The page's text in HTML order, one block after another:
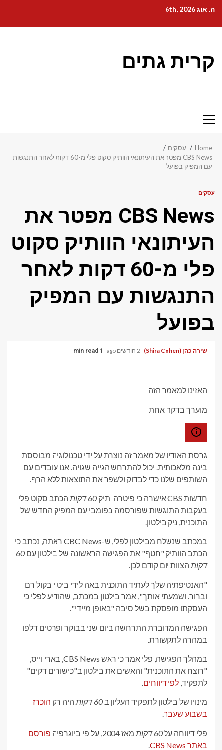
content
ה. אוג 6th, 2026
קרית גתים
Primary
Home
עסקים
CBS News מפטר את העיתונאי הוותיק סקוט פלי מ-60 דקות לאחר התנגשות
עם המפיק בפועל
עסקים
CBS News מפטר את
העיתונאי הוותיק סקוט
פלי מ-60 דקות לאחר
התנגשות עם המפיק
בפועל
שירה כהן (Shira Cohen) 2 חודשים ago 1 min read
האזינו למאמר הזה
מוערך בדקה אחת
גרסת האודיו של מאמר זה נוצרת על ידי טכנולוגיה מבוססת
בינה מלאכותית. יכול להתרחש הגייה שגויה. אנו עובדים עם
השותפים שלנו כדי לבדוק ולשפר את התוצאות ללא הרף.
חדשות CBS אישרה כי פיטרה ותיק 60 דקות
הכתב סקוט פלי
בעקבות התנגשות שפורסמה בפומבי עם המפיק החדש של
התוכנית, ניק בילטון.
במכתב שנשלח מבילטון לפלי, ש-CBC News ראתה, נכתב כי
הכתב הוותיק "חטף" את הפגישה הראשונה של בילטון עם 60
דקות הצוות יום קודם לכן.
"האנטיפתיה שלך לעתיד התוכנית באה לידי ביטוי בקול רם
וברור. ושמעתי אותך", אמר בילטון במכתב, שהודיע ​​לפלי כי
העסקתו מופסקת בשל סיבה "באופן מיידי".
הפגישה המדוברת התרחשה ביום שני בבוקר ופרטים דלפו
במהרה לתקשורת.
במהלך הפגישה, פלי אמר כי ראש CBS News, בארי וייס,
"רוצח את התוכנית" והאשים את בילטון ב"כישורים דקים"
לתפקיד, לפי דיווחים.
מינויו של בילטון לתפקיד העליון ב 60 דקות היה רק הוכרז
בשבוע שעבר.
פלי דיווחה על60 דקות מאז 2004, על פי ביוגרפיה
פורסם
באתר CBS News
.